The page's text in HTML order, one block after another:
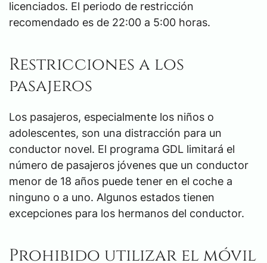
licenciados. El periodo de restricción
recomendado es de 22:00 a 5:00 horas.
Restricciones a los
pasajeros
Los pasajeros, especialmente los niños o
adolescentes, son una distracción para un
conductor novel. El programa GDL limitará el
número de pasajeros jóvenes que un conductor
menor de 18 años puede tener en el coche a
ninguno o a uno. Algunos estados tienen
excepciones para los hermanos del conductor.
Prohibido utilizar el móvil